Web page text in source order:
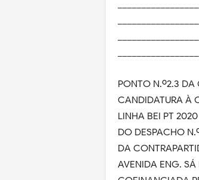
PONTO N.º2.3 DA
CANDIDATURA À
LINHA BEI PT
DO DESPACHO
DA
AVENIDA ENG. SÁ